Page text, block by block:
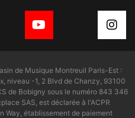
de Musique Montreuil Paris-Est :
niveau -1, 2 Blvd de Chanzy, 93100
de Bobigny sous le numéro 843 346
SAS, est déclarée à l'ACPR
Way, établissement de paiement